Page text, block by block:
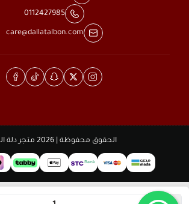
0112427985
care@dallatalbon.com
الحقوق محفوظة | 2026 متجر دلة